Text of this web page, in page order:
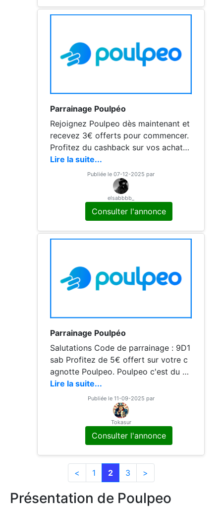
Parrainage Poulpéo
Rejoignez Poulpeo dès maintenant et
recevez 3€ offerts pour commencer.
Profitez du cashback sur vos achats
en ligne et économisez de l’argent to
ut en faisant vos courses quotidienne
Lire la suite...
Publiée le 07-12-2025 par
elsabbbb_
Consulter l'annonce
Parrainage Poulpéo
Salutations Code de parrainage : 9D1
sab Profitez de 5€ offert sur votre c
agnotte Poulpeo. Poulpeo c'est du ca
shback en ligne mais aussi en magasi
n et sans oublier les code promo.
Lire la suite...
Publiée le 11-09-2025 par
Tokasur
Consulter l'annonce
< 1 2 3 >
Présentation de Poulpeo